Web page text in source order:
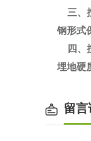
三、
钢形式
四、
埋地硬
留言